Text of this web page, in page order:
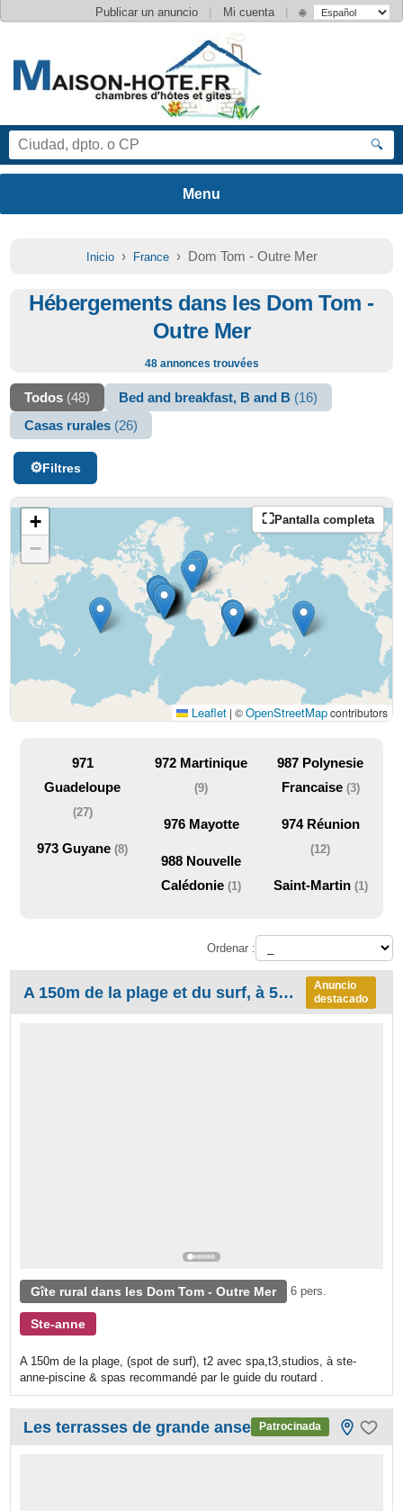
Publicar un anuncio | Mi cuenta | 🌐
🔍
Inicio› France› Dom Tom - Outre Mer
Hébergements dans les Dom Tom -
Outre Mer
48 annonces trouvées
Todos (48) Bed and breakfast, B and B (16)
Casas rurales (26)
Filtres
Pantalla completa
+
−
Leaflet | ©OpenStreetMapcontributors
971
Guadeloupe
(27)
973 Guyane(8)
972 Martinique
(9)
976 Mayotte
988
Calédonie(1)
987
Francaise (3)
974 Réunion
(12)
Saint-Martin (1)
Ordenar :
A 150m de la plage et du surf, à 5mn à pied du plus beau lagon de la Guadeloupe Bois Jolan T2 de Charme avec Jacuzzi, T3 duplex de charme 6 couchages, Studios, piscine, recommandés par le guide du routard,et à proximité à pied de 3 plages lagons turquois
Anuncio
destacado
Gîte rural dans les Dom Tom - Outre Mer 6 pers.
Ste-anne
A 150m de la plage, (spot de surf), t2 avec spa,t3,studios, à ste-
anne-piscine & spas recommandé par le guide du routard .
Les terrasses de grande anse Patrocinada